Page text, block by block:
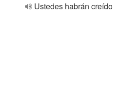
Ustedes habrán creído